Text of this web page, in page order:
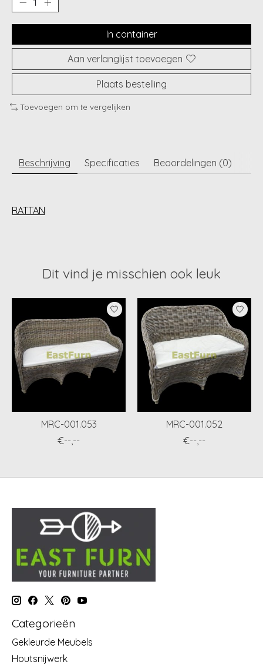
In container
Aan verlanglijst toevoegen
Plaats bestelling
Toevoegen om te vergelijken
Beschrijving Specificaties Beoordelingen (0)
RATTAN
Dit vind je misschien ook leuk
Items van productcarrousel
MRC-001.053
€--,--
MRC-001.052
€--,--
Categorieën
Gekleurde Meubels
Houtsnijwerk